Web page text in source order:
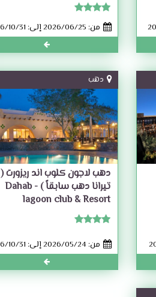
من: 2026/06/25 إلى: 2026/10/31
دهب
دهب لاجون كلوب اند ريزورت (
تيرانا دهب سابقاً ) - Dahab
lagoon club & Resort
من: 2026/05/24 إلى: 2026/10/31